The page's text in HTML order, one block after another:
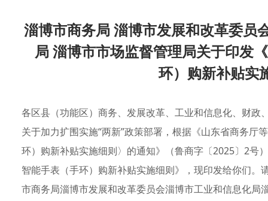
淄博市商务局 淄博市发展和改革委员
局 淄博市市场监督管理局关于印发
环）购新补贴实
各区县（功能区）商务、发展改革、工业和信息化、财
关于加力扩围实施“两新”政策部署，根据《山东省商务
环）购新补贴实施细则〉的通知》（鲁商字〔2025〕2号
智能手表（手环）购新补贴实施细则》，现印发给你们
市商务局淄博市发展和改革委员会淄博市工业和信息化